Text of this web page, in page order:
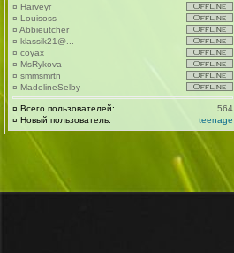
¤ Harveyr
¤ Louisoss
¤ Abbieutcher
¤ klassik21@...
¤ coyax
¤ MsRykova
¤ smmsmrtn
¤ MadelineSelby
¤ Всего пользователей:
564
¤ Новый пользователь: teenage